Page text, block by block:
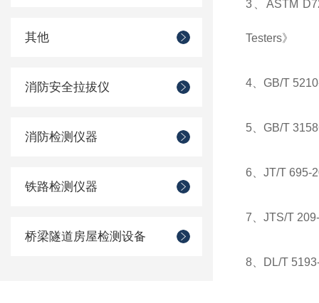
其他
消防安全拉拔仪
消防检测仪器
铁路检测仪器
桥梁隧道房屋检测设备
3、ASTM
Testers》
4、GB/T
5、GB/T
6、JT/T 695-
7、JTS/T
8、DL/T